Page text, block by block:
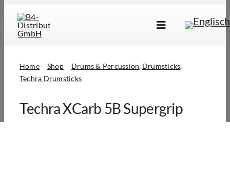
content
Toggle
Home Shop Drums & Percussion Drumsticks
Techra Drumsticks
Techra XCarb 5B Supergrip